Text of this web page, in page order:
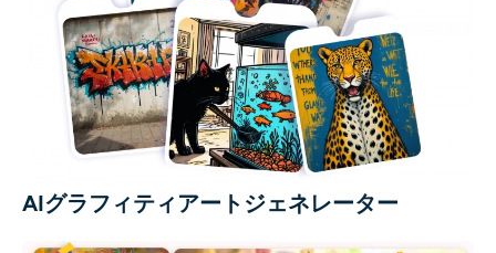
AIグラフィティアートジェネレーター